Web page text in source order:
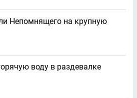
Непомнящего на крупную
воду в раздевалке